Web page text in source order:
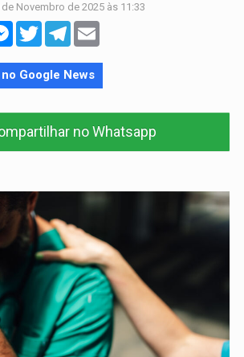
Novembro de 2025 às 11:33
Messenger
TwitterTelegram
Google News
no Whatsapp